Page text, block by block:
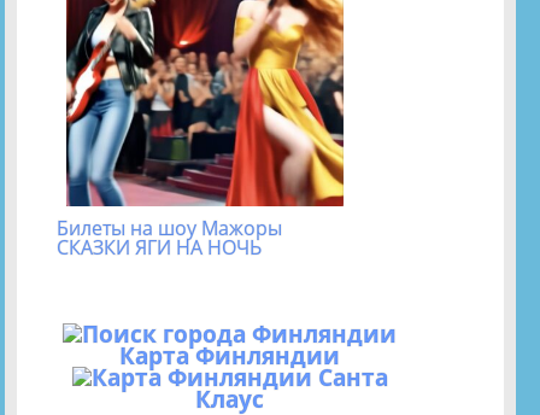
Билеты на шоу Мажоры
СКАЗКИ ЯГИ НА НОЧЬ
Карта Финляндии
Санта
Клаус